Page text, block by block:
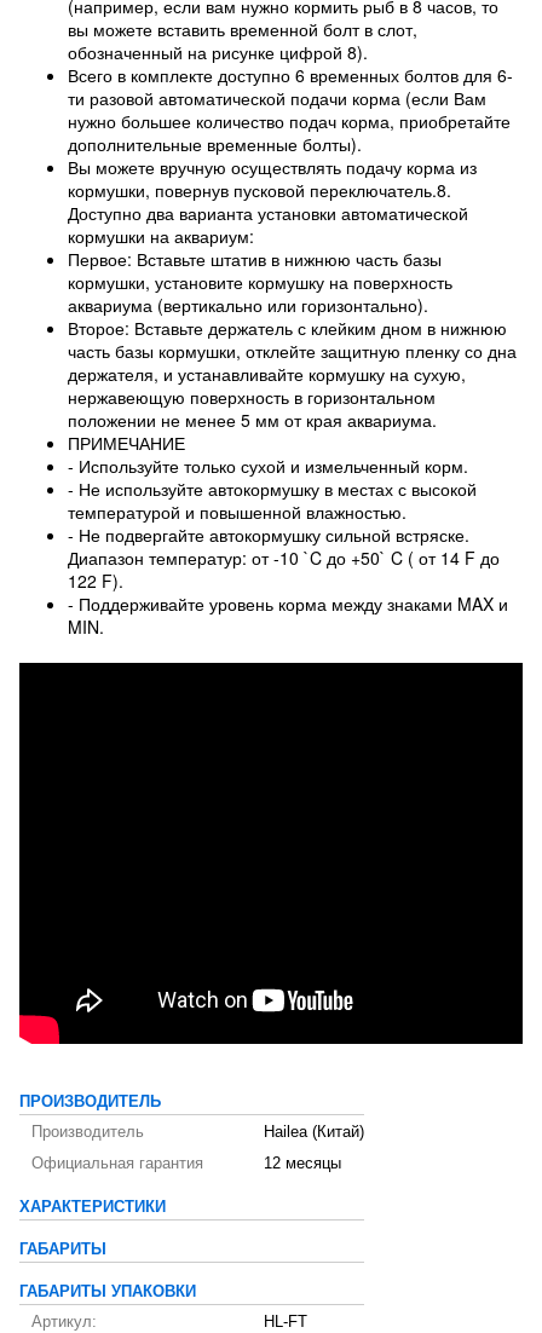
(например, если вам нужно кормить рыб в 8 часов, то
вы можете вставить временной болт в слот,
обозначенный на рисунке цифрой 8).
Всего в комплекте доступно 6 временных болтов для 6-
ти разовой автоматической подачи корма (если Вам
нужно большее количество подач корма, приобретайте
дополнительные временные болты).
Вы можете вручную осуществлять подачу корма из
кормушки, повернув пусковой переключатель.8.
Доступно два варианта установки автоматической
кормушки на аквариум:
Первое: Вставьте штатив в нижнюю часть базы
кормушки, установите кормушку на поверхность
аквариума (вертикально или горизонтально).
Второе: Вставьте держатель с клейким дном в нижнюю
часть базы кормушки, отклейте защитную пленку со дна
держателя, и устанавливайте кормушку на сухую,
нержавеющую поверхность в горизонтальном
положении не менее 5 мм от края аквариума.
ПРИМЕЧАНИЕ
- Используйте только сухой и измельченный корм.
- Не используйте автокормушку в местах с высокой
температурой и повышенной влажностью.
- Не подвергайте автокормушку сильной встряске.
Диапазон температур: от -10 `C до +50` C ( от 14 F до
122 F).
- Поддерживайте уровень корма между знаками MAX и
MIN.
ПРОИЗВОДИТЕЛЬ
Производитель
Hailea (Китай)
Официальная гарантия
12 месяцы
ХАРАКТЕРИСТИКИ
ГАБАРИТЫ
ГАБАРИТЫ УПАКОВКИ
Артикул:
HL-FT